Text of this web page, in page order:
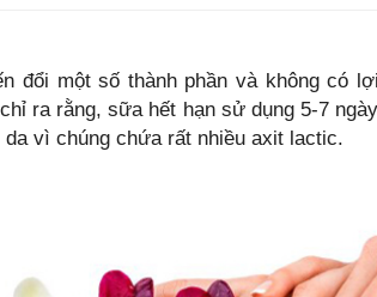
đổi một số thành phần và không có
ra rằng, sữa hết hạn sử dụng 5-7
vì chúng chứa rất nhiều axit lactic.